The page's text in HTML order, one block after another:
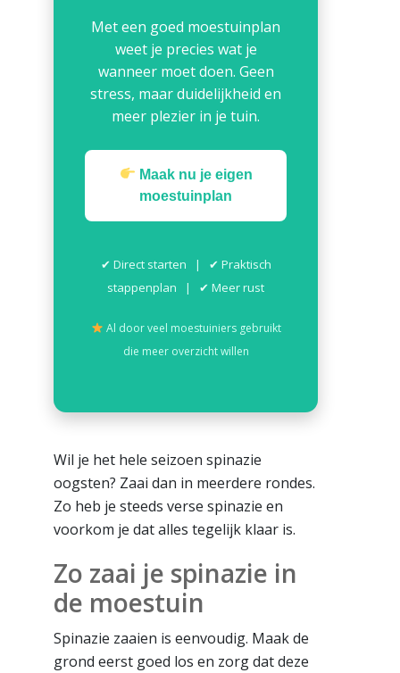
Met een goed moestuinplan
weet je precies wat je
wanneer moet doen. Geen
stress, maar duidelijkheid en
meer plezier in je tuin.
Maak nu je eigen
moestuinplan
✔ Direct starten | ✔ Praktisch
stappenplan | ✔ Meer rust
Al door veel moestuiniers gebruikt
die meer overzicht willen
Wil je het hele seizoen spinazie
oogsten? Zaai dan in meerdere rondes.
Zo heb je steeds verse spinazie en
voorkom je dat alles tegelijk klaar is.
Zo zaai je spinazie in
de moestuin
Spinazie zaaien is eenvoudig. Maak de
grond eerst goed los en zorg dat deze